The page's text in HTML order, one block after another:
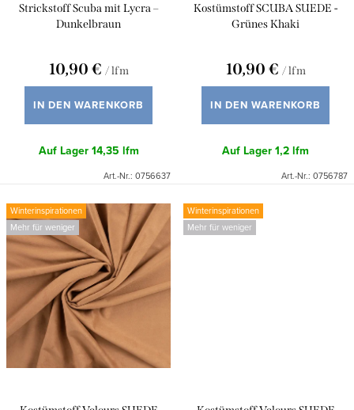
Strickstoff Scuba mit Lycra –
Dunkelbraun
10,90 € / lfm
IN DEN WARENKORB
Auf Lager14,35 lfm
Art.-Nr.: 0756637
Kostümstoff SCUBA SUEDE -
Grünes Khaki
10,90 € / lfm
IN DEN WARENKORB
Auf Lager1,2 lfm
Art.-Nr.: 0756787
Winterinspirationen
Mehr für weniger
Winterinspirationen
Mehr für weniger